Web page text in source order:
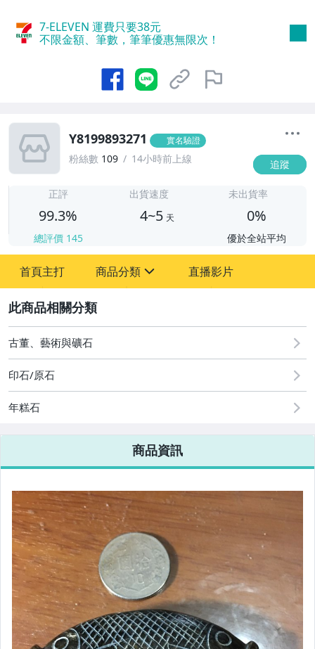
7-ELEVEN 運費只要38元
不限金額、筆數，筆筆優惠無限次！
Y8199893271 實名驗證
粉絲數 109 14小時前上線 追蹤
正評
99.3%
總評價 145
出貨速度
4~5 天
未出貨率
0%
優於全站平均
首頁主打 商品分類
古董、藝術與礦石
手錶與飾品配件
直播影片
古董、藝術與礦石
印石/原石
年糕石
商品資訊